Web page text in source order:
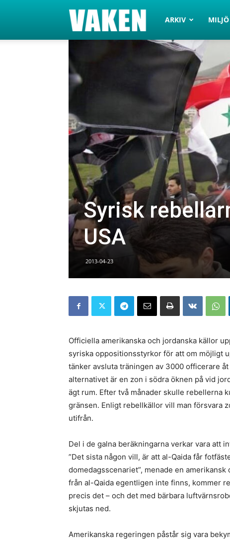
VAKEN.se
ARKIV
Syrisk
USA
2013-04-23
Officiella amerikanska och jordanska källor
syriska oppositionsstyrkor för att om möjligt
tänker avsluta träningen av 3000 officerare
alternativet är en zon i södra öknen på vid
ägt rum. Efter två månader skulle rebellerna
gränsen. Enligt rebellkällor vill man försvara
utifrån.
Del i de galna beräkningarna verkar vara att
”Det sista någon vill, är att al-Qaida får
domedagsscenariet”, menade en
från al-Qaida egentligen inte finns, kommer
precis det – och det med bärbara
skjutas ned.
Amerikanska regeringen påstår sig vara